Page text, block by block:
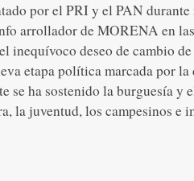
por el PRI y el PAN durante
arrollador de MORENA en
inequívoco deseo de cambio de
etapa política marcada por
se ha sostenido la burguesía y
la juventud, los campesinos e